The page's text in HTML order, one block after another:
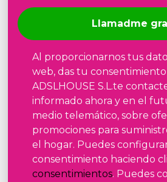
Llamadme
Al proporcionarnos tus
web, das tu
ADSLHOUSE S.L.te
informado ahora y en el
medio telemático, sobre
promociones para
el hogar. Puedes
consentimiento haciendo
consentimientos. Puedes